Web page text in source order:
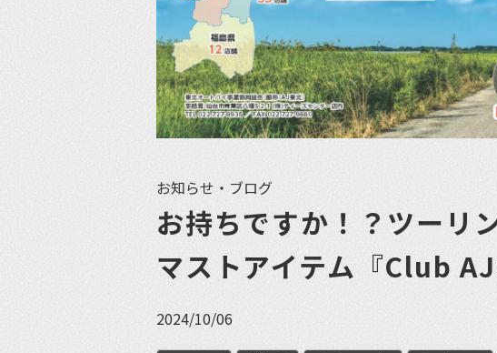
お知らせ・ブログ
お持ちですか！？ツーリ
マストアイテム『Club
2024/10/06